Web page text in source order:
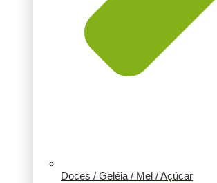
Doces / Geléia / Mel / Açúcar